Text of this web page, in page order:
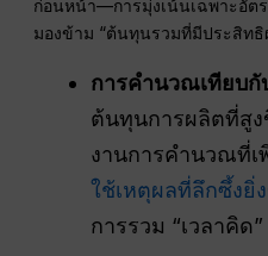
ก่อนหน้า—การมุ่งเน้นเฉพาะอัตร
มองข้าม “ต้นทุนรวมที่มีประสิทธิ
การคำนวณเทียบกั
ต้นทุนการผลิตที่สู
งานการคำนวณที่
ใช้เหตุผลที่ลึกซึ้งยิ่
การรวม “เวลาคิด